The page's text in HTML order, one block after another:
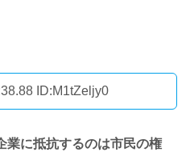
ID:M1tZeljy0
業に抵抗するのは市民の権